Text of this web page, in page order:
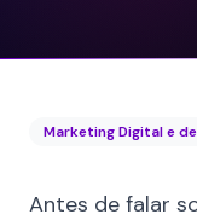
Marketing Digital e
Antes de falar